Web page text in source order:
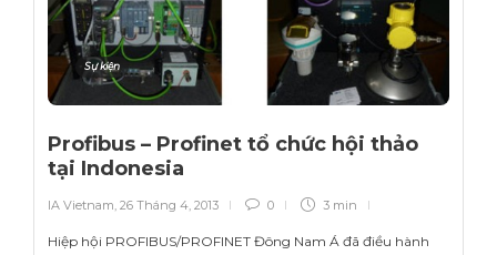
Sự kiện
Profibus – Profinet tổ chức hội thảo
tại Indonesia
IA Vietnam, 26 Tháng 4, 2013 0 3 min
Hiệp hội PROFIBUS/PROFINET Đông Nam Á đã điều hành